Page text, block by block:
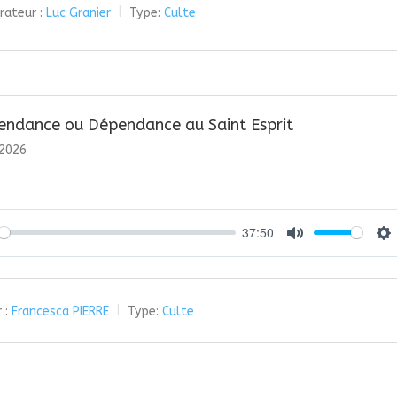
: Luc Granier Type: Culte
ou Dépendance au Saint Esprit
37:50
: Francesca PIERRE Type: Culte